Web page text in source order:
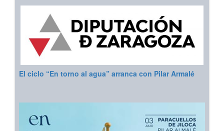
El ciclo “En torno al agua” arranca con Pilar Armalé